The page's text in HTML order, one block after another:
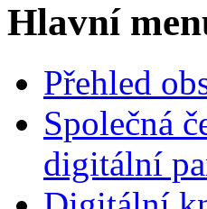
Hlavní
Přehled
Společná
digitální